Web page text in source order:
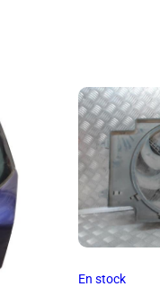
En stock